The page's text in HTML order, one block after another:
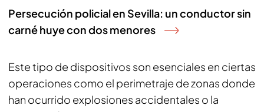
Persecución policial en Sevilla: un conductor sin
carné huye con dos menores
Este tipo de dispositivos son esenciales en ciertas
operaciones como el perimetraje de zonas donde
han ocurrido explosiones accidentales o la